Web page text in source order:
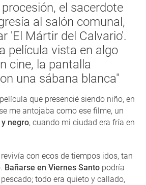
el sacerdote
al salón comunal,
'El Mártir del Calvario'.
película vista en algo
cine, la pantalla
una sábana blanca"
que presencié siendo niño, en
me antojaba como ese filme, un
negro, cuando mi ciudad era fría en
con ecos de tiempos idos, tan
Bañarse en Viernes Santo podría
todo era quieto y callado,